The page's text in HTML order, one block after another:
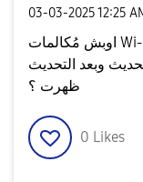
‎03-03-202512:25
اوبش مُكالمات Wi-Fi Calling ظهر لوحدة ولا جات لك
وبعد التحديث
ظهرت ؟
0 Likes